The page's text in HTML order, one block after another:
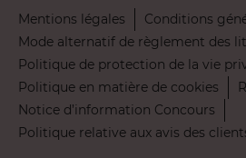
Mentions légales
Conditions
Mode alternatif de règlement des
Politique de protection de la vie
Politique en matière de cookies
Notice d’information Concours
Politique relative aux avis des